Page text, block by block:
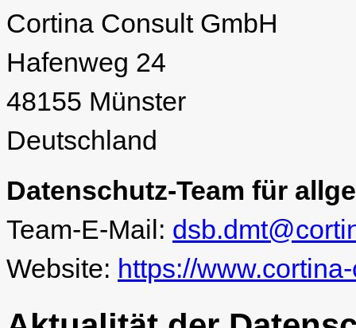
Cortina Consult GmbH
Hafenweg 24
48155 Münster
Deutschland
Datenschutz-Team für
Team-E-Mail:
Website: https://